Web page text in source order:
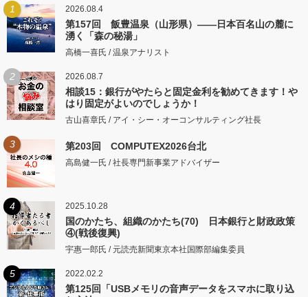
1 2026.08.4
第157回 飯豊温泉（山形県）――日本百名山の麓に
湧く「森の秘湯」
高橋一喜氏 / 温泉アナリスト
2 2026.08.7
相談15：銀行がやたらと固定金利を勧めてきます！や
はり固定がよいのでしょうか！
古山喜章氏 / アイ・シー・オーコンサルティング社長
3 第203回 COMPUTEX2026台北
高島健一氏 / 社長専門新事業アドバイザー
4 2025.10.28
国のかたち、組織のかたち(70) 日本銀行と財政政策
④(戦後復興)
宇惠一郎氏 / 元読売新聞東京本社国際部編集委員
5 2022.02.2
第125回「USBメモリの音声データをスマホに取り込